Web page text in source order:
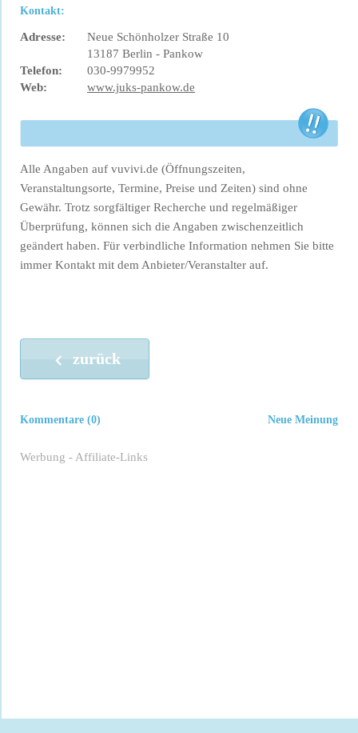
Kontakt:
Adresse:
Neue Schönholzer Straße 10
13187 Berlin - Pankow
Telefon:
030-9979952
Web:
www.juks-pankow.de
Alle Angaben auf vuvivi.de (Öffnungszeiten,
Veranstaltungsorte, Termine, Preise und Zeiten) sind ohne
Gewähr. Trotz sorgfältiger Recherche und regelmäßiger
Überprüfung, können sich die Angaben zwischenzeitlich
geändert haben. Für verbindliche Information nehmen Sie bitte
immer Kontakt mit dem Anbieter/Veranstalter auf.
zurück
Neue Meinung
Kommentare (0)
Werbung - Affiliate-Links